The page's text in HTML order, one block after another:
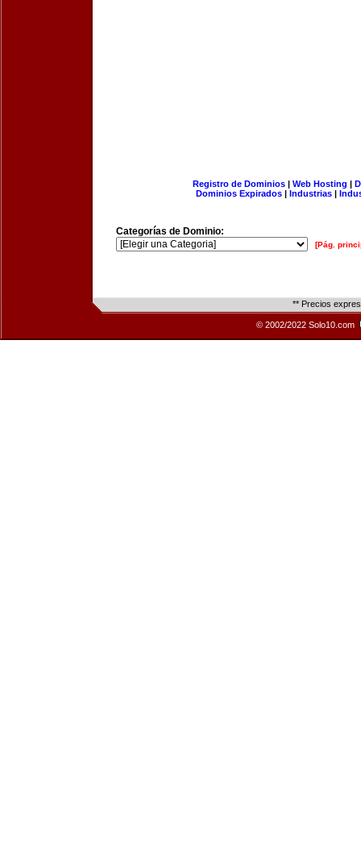
Registro de Dominios| Web Hosting |
Dominios Expirados | Industrias |
Categorías de Dominio:
[Pág.
** Precios
© 2002/2022 Solo10.com